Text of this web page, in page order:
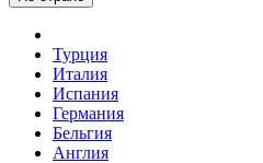
Турция
Италия
Испания
Германия
Бельгия
Англия